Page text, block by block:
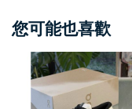
您可能也喜歡